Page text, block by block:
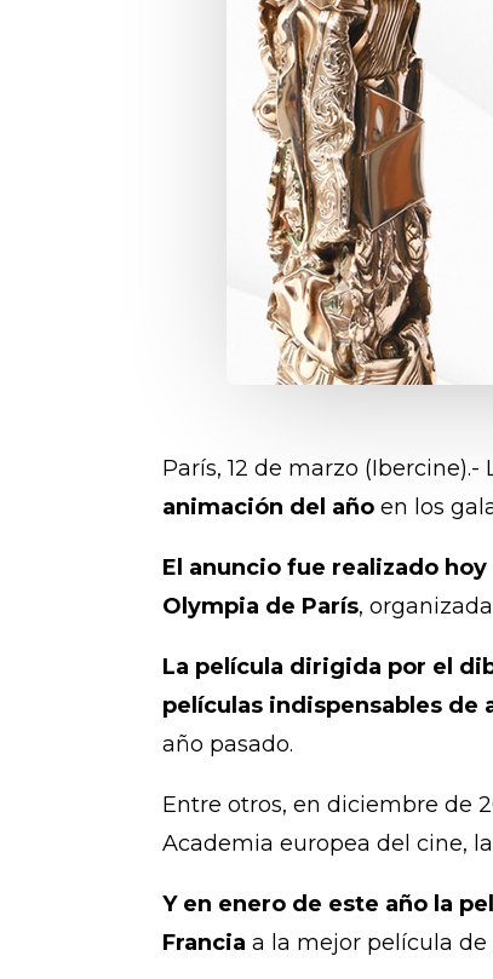
París, 12 de marzo (Ibercine).-
animación del año en los
El anuncio fue realizado
Olympia de París,
La película dirigida por el
películas indispensables
año pasado.
Entre otros, en diciembre de
Academia europea del cine, la
Y en enero de este año la
Franciaa la mejor película